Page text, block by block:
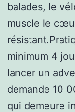
balades, le
muscle le
minimum 4
lancer un
demande 10
qui demeure